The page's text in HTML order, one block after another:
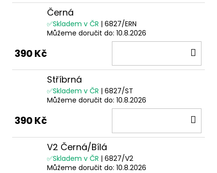
Černá
✅Skladem v ČR | 6827/ERN
Můžeme doručit do: 10.8.2026
390 Kč
Stříbrná
✅Skladem v ČR | 6827/ST
Můžeme doručit do: 10.8.2026
390 Kč
V2 Černá/Bílá
✅Skladem v ČR | 6827/V2
Můžeme doručit do: 10.8.2026